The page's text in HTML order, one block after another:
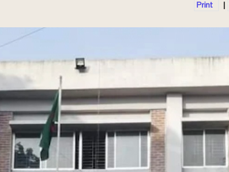
Print